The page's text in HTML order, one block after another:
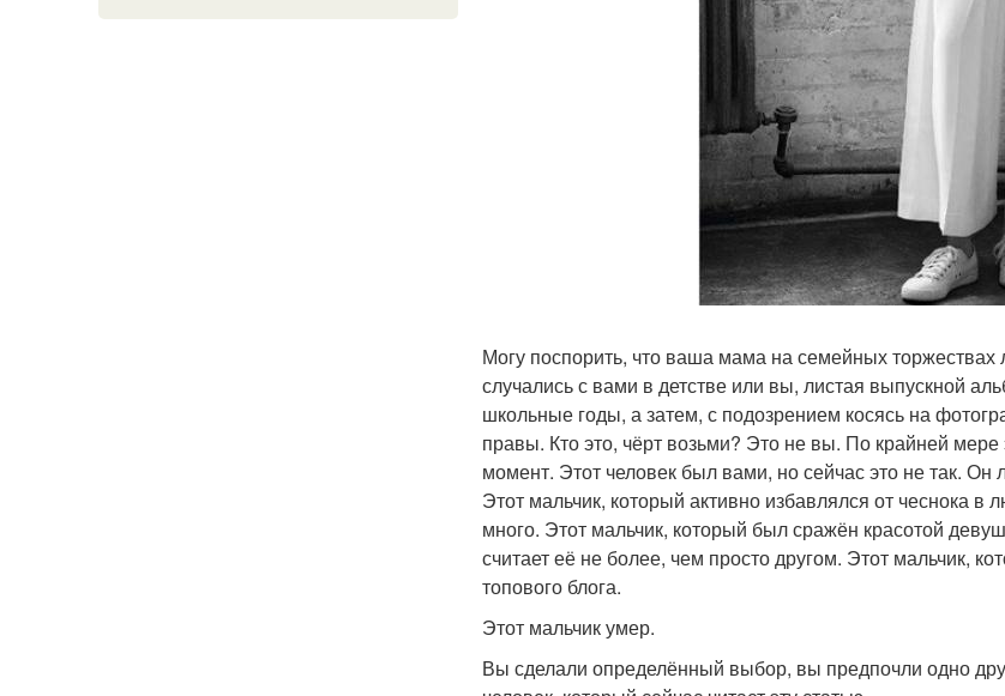
Могу поспорить, что ваша мама на семейных торжествах
случались с вами в детстве или вы, листая выпускной
школьные годы, а затем, с подозрением косясь на
правы. Кто это, чёрт возьми? Это не вы. По крайней
момент. Этот человек был вами, но сейчас это не так.
Этот мальчик, который активно избавлялся от чеснока
много. Этот мальчик, который был сражён красотой
считает её не более, чем просто другом. Этот мальчик,
топового блога.
Этот мальчик умер.
Вы сделали определённый выбор, вы предпочли одно